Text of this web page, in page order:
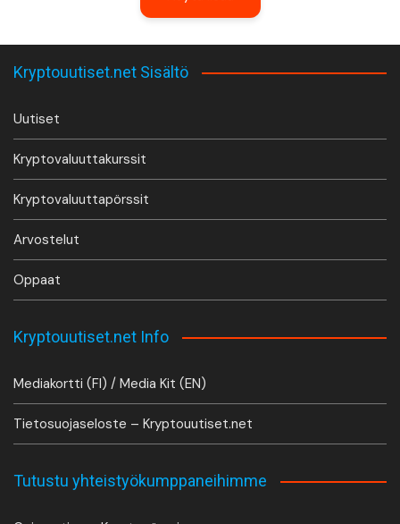
Kryptouutiset.net Sisältö
Uutiset
Kryptovaluuttakurssit
Kryptovaluuttapörssit
Arvostelut
Oppaat
Kryptouutiset.net Info
Mediakortti (FI) / Media Kit (EN)
Tietosuojaseloste – Kryptouutiset.net
Tutustu yhteistyökumppaneihimme